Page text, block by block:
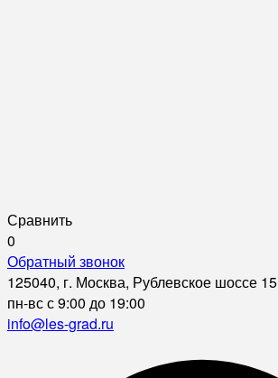
Сравнить
0
Обратный звонок
125040, г. Москва, Рублевское шоссе
пн-вс с 9:00 до 19:00
info@les-grad.ru